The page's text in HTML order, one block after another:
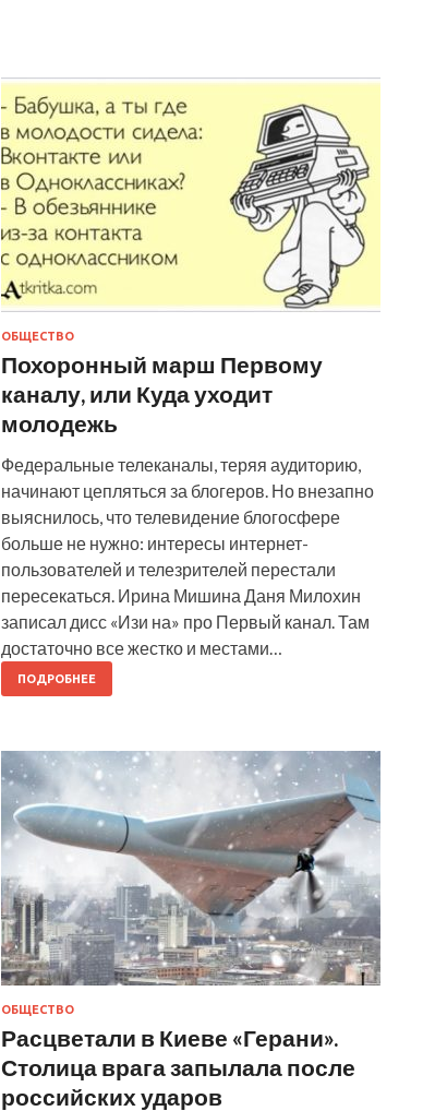
ОБЩЕСТВО
Похоронный марш Первому
каналу, или Куда уходит
молодежь
Федеральные телеканалы, теряя аудиторию,
начинают цепляться за блогеров. Но внезапно
выяснилось, что телевидение блогосфере
больше не нужно: интересы интернет-
пользователей и телезрителей перестали
пересекаться. Ирина Мишина Даня Милохин
записал дисс «Изи на» про Первый канал. Там
достаточно все жестко и местами…
ПОДРОБНЕЕ
ОБЩЕСТВО
Расцветали в Киеве «Герани».
Столица врага запылала после
российских ударов